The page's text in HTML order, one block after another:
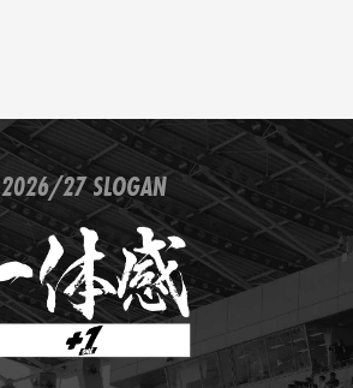
2026/27 SLOGAN